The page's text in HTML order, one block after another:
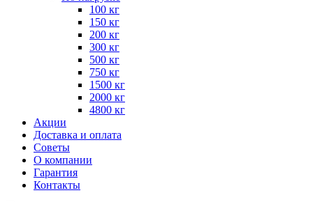
100 кг
150 кг
200 кг
300 кг
500 кг
750 кг
1500 кг
2000 кг
4800 кг
Акции
Доставка и оплата
Советы
О компании
Гарантия
Контакты